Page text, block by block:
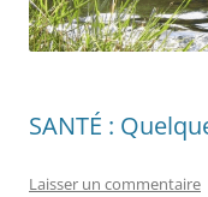
SANTÉ :
Laisser un commentaire